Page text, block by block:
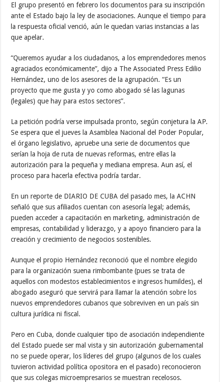
El grupo presentó en febrero los documentos para su inscripción
ante el Estado bajo la ley de asociaciones. Aunque el tiempo para
la respuesta oficial venció, aún le quedan varias instancias a las
que apelar.
“Queremos ayudar a los ciudadanos, a los emprendedores menos
agraciados económicamente”, dijo a The Associated Press Edilio
Hernández, uno de los asesores de la agrupación. “Es un
proyecto que me gusta y yo como abogado sé las lagunas
(legales) que hay para estos sectores”.
La petición podría verse impulsada pronto, según conjetura la AP.
Se espera que el jueves la Asamblea Nacional del Poder Popular,
el órgano legislativo, apruebe una serie de documentos que
serían la hoja de ruta de nuevas reformas, entre ellas la
autorización para la pequeña y mediana empresa. Aun así, el
proceso para hacerla efectiva podría tardar.
En un reporte de DIARIO DE CUBA del pasado mes, la ACHN
señaló que sus afiliados cuentan con asesoría legal; además,
pueden acceder a capacitación en marketing, administración de
empresas, contabilidad y liderazgo, y a apoyo financiero para la
creación y crecimiento de negocios sostenibles.
Aunque el propio Hernández reconoció que el nombre elegido
para la organización suena rimbombante (pues se trata de
aquellos con modestos establecimientos e ingresos humildes), el
abogado aseguró que servirá para llamar la atención sobre los
nuevos emprendedores cubanos que sobreviven en un país sin
cultura jurídica ni fiscal.
Pero en Cuba, donde cualquier tipo de asociación independiente
del Estado puede ser mal vista y sin autorización gubernamental
no se puede operar, los líderes del grupo (algunos de los cuales
tuvieron actividad política opositora en el pasado) reconocieron
que sus colegas microempresarios se muestran recelosos.